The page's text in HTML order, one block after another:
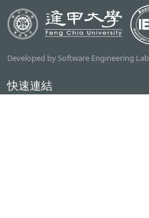
Developed by Software Engineering Lab
快速連結